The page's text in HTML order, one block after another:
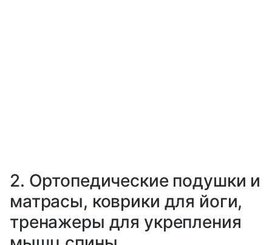
2. Ортопедические подушки и
матрасы, коврики для йоги,
тренажеры для укрепления